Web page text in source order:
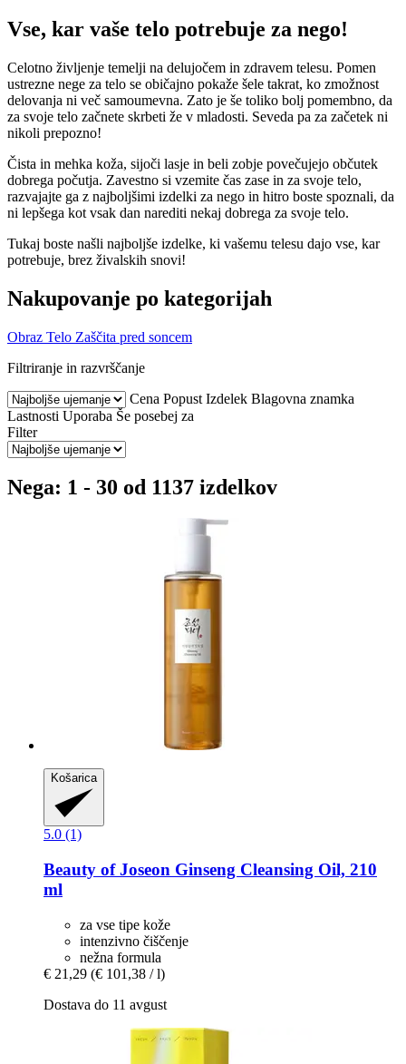
Vse, kar vaše telo potrebuje za nego!
Celotno življenje temelji na delujočem in zdravem telesu. Pomen
ustrezne nege za telo se običajno pokaže šele takrat, ko zmožnost
delovanja ni več samoumevna. Zato je še toliko bolj pomembno, da
za svoje telo začnete skrbeti že v mladosti. Seveda pa za začetek ni
nikoli prepozno!
Čista in mehka koža, sijoči lasje in beli zobje povečujejo občutek
dobrega počutja. Zavestno si vzemite čas zase in za svoje telo,
razvajajte ga z najboljšimi izdelki za nego in hitro boste spoznali, da
ni lepšega kot vsak dan narediti nekaj dobrega za svoje telo.
Tukaj boste našli najboljše izdelke, ki vašemu telesu dajo vse, kar
potrebuje, brez živalskih snovi!
Nakupovanje po kategorijah
Obraz Telo Zaščita pred soncem
Filtriranje in razvrščanje
Cena Popust Izdelek Blagovna znamka
Lastnosti Uporaba Še posebej za
Filter
Nega: 1 - 30 od 1137 izdelkov
Košarica
5.0 (1)
Beauty of Joseon Ginseng Cleansing Oil, 210
ml
za vse tipe kože
intenzivno čiščenje
nežna formula
€ 21,29 (€ 101,38 / l)
Dostava do 11 avgust